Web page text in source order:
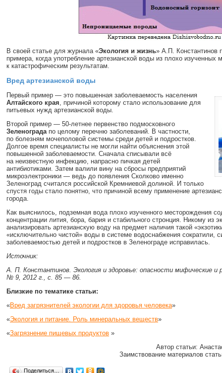
В своей статье для журнала «Экология и жизнь» А.П. Константинов
примера, когда употребление артезианской воды из плохо изученных
к катастрофическим результатам.
Вред артезианской воды
Первый пример — это повышенная заболеваемость населения
Алтайского края, причиной которому стало использование для
питьевых нужд артезианской воды.
Второй пример — 50-летнее первенство подмосковного
Зеленоградапо целому перечню заболеваний. В частности,
по болезням мочеполовой системы среди детей и подростков.
Долгое время специалисты не могли найти объяснения этой
повышенной заболеваемости. Сначала списывали всё
на неизвестную инфекцию, напрасно пичкая детей
антибиотиками. Затем валили вину на сбросы предприятий
микроэлектроники — ведь до появления Сколково именно
Зеленоград считался российской Кремниевой долиной. И только
спустя годы стало понятно, что причиной всему применение
города.
Как выяснилось, подземная вода плохо изученного месторождения
концентрации лития, бора, бария и стабильного стронция. Никому из
анализировать артезианскую воду на предмет наличия такой
«исключительно чистой» воды в системе водоснабжения сократили,
заболеваемостью детей и подростков в Зеленограде исправилась.
Источник:
А. П. Константинов. Экология и здоровье: опасности мифические и
№ 9, 2012 г., с. 85 — 86.
Близкие по тематике статьи:
«Вред загрязнителей экологии для здоровья человека»
«Экология и питание. Роль минеральных веществ»
«Загрязнение пищевых продуктов »
Автор статьи:
Заимствование материалов
Поделиться…